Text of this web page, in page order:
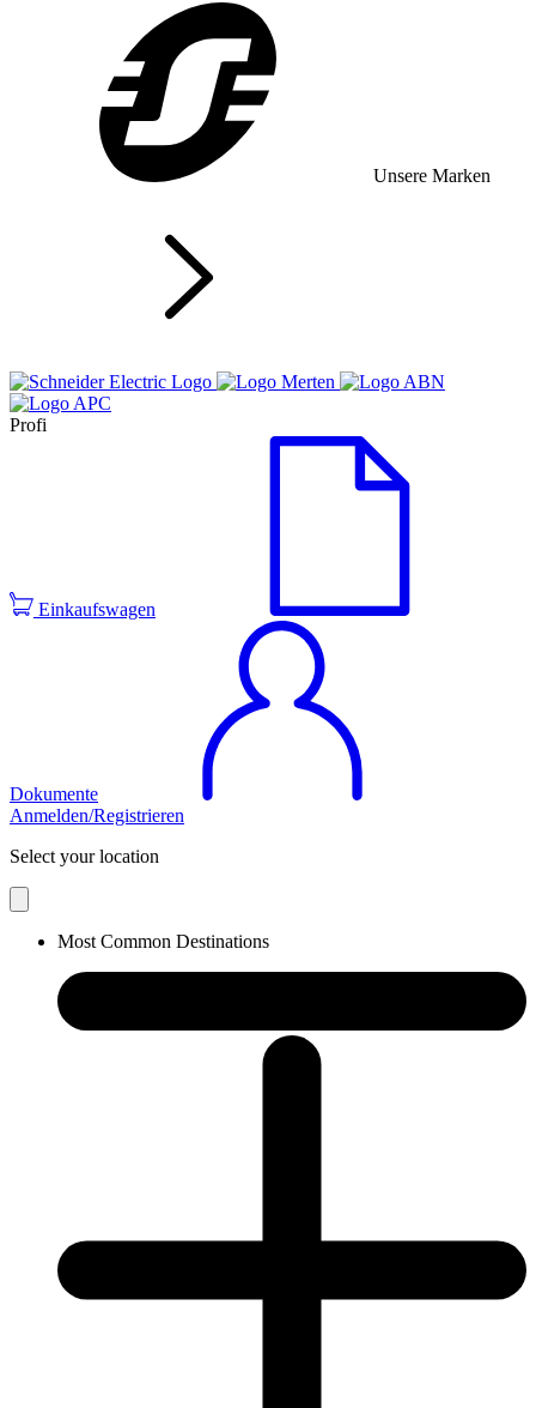
Unsere Marken
Profi
Einkaufswagen
Dokumente
Anmelden/Registrieren
Select your location
Most Common Destinations